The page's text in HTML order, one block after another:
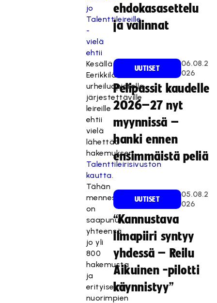
Kesällä
Eerikkilän
urheiluopistolla
järjestettäville
leireille
ehtii
vielä
lähettää
hakemuksen
Talenttileirisivuston
kautta.
Tähän
mennessä
on
saapunut
yhteensä
jo yli
800
hakemusta
ja
erityisesti
nuorimpien
ehdokasasettelu
ja valinnat
UUTISET
06.08.2
026
Pelipassit kaudelle
2026–27 nyt
myynnissä –
hanki ennen
ensimmäistä peliä
UUTISET
05.08.2
026
“Kannustava
ilmapiiri syntyy
yhdessä – Reilu
Aikuinen -pilotti
käynnistyy”